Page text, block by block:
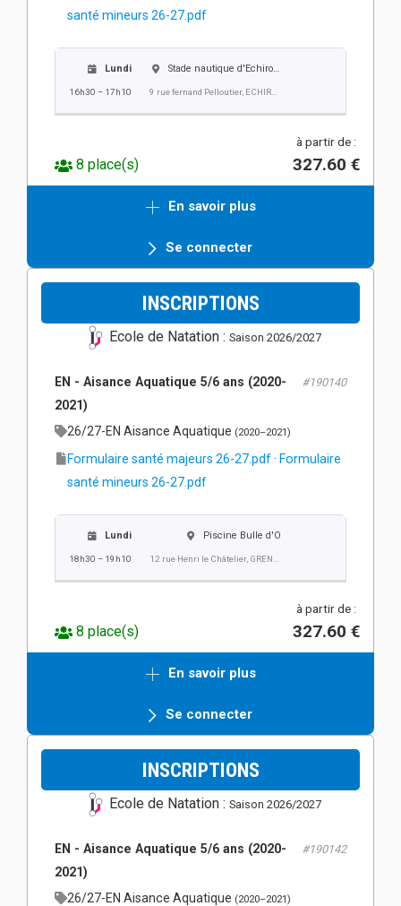
santé mineurs 26-27.pdf
Lundi
16h30 – 17h10
Stade nautique d'Echirolles
9 rue fernand Pelloutier, ECHIROLLES
8 place(s)
à partir de :
327.60 €
En savoir plus
Se connecter
INSCRIPTIONS
Ecole de Natation : Saison 2026/2027
EN - Aisance Aquatique 5/6 ans (2020-
2021)
#190140
26/27-EN Aisance Aquatique (2020–2021)
Formulaire santé majeurs 26-27.pdf · Formulaire
santé mineurs 26-27.pdf
Lundi
18h30 – 19h10
Piscine Bulle d'O
8 place(s)
à partir de :
327.60 €
En savoir plus
Se connecter
INSCRIPTIONS
Ecole de Natation : Saison 2026/2027
EN - Aisance Aquatique 5/6 ans (2020-
2021)
#190142
26/27-EN Aisance Aquatique (2020–2021)